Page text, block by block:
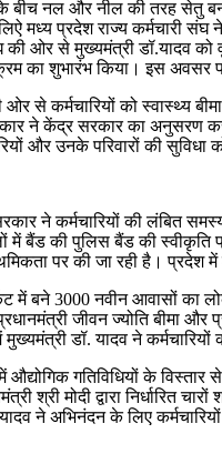
नल और नील की तरह सेतु
के लिऐ मध्य प्रदेश राज्य
की ओर से मुख्यमंत्री डॉ.यादव
का शुभारंभ किया। इस अवसर
से कर्मचारियों को स्वास्थ्य
ने केंद्र सरकार का अनुसरण
और उनके परिवारों की
ने कर्मचारियों की लंबित
बैंड की पुलिस बैंड की स्वीकृति
पर की जा रही है। प्रदेश
में बने 3000 नवीन आवासों का
जीवन ज्योति बीमा और
डॉ. यादव ने
गतिविधियों के विस्तार
श्री मोदी द्वारा निर्धारित
ने अभिनंदन के लिए